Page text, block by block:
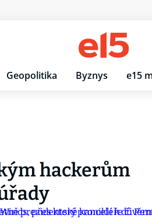
Geopolitika Byznys e15
hackerům